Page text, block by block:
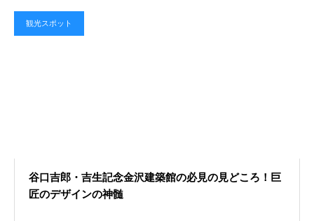
観光スポット
谷口吉郎・吉生記念金沢建築館の必見の見どころ！巨
匠のデザインの神髄